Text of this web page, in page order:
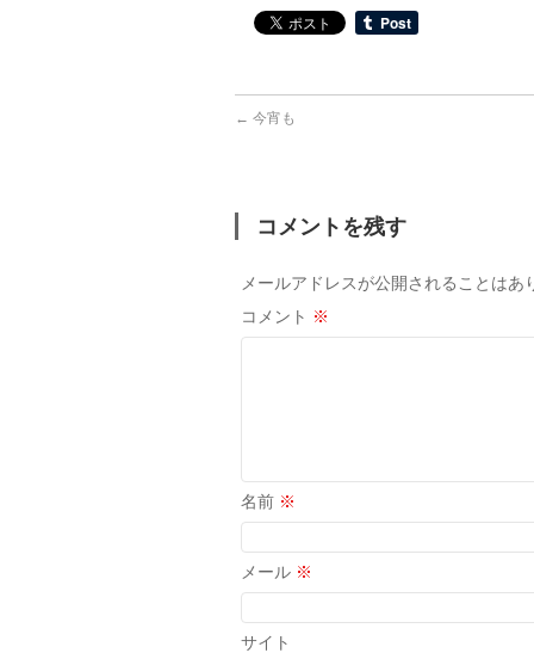
← 今宵も
コメントを残す
メールアドレスが公開されることはあ
コメント ※
名前 ※
メール ※
サイト